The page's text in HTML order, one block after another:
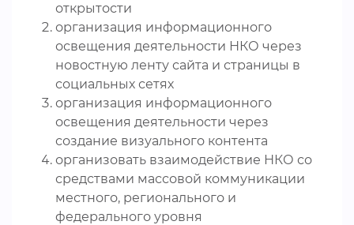
открытости
организация информационного
освещения деятельности НКО через
новостную ленту сайта и страницы в
социальных сетях
организация информационного
освещения деятельности через
создание визуального контента
организовать взаимодействие НКО со
средствами массовой коммуникации
местного, регионального и
федерального уровня